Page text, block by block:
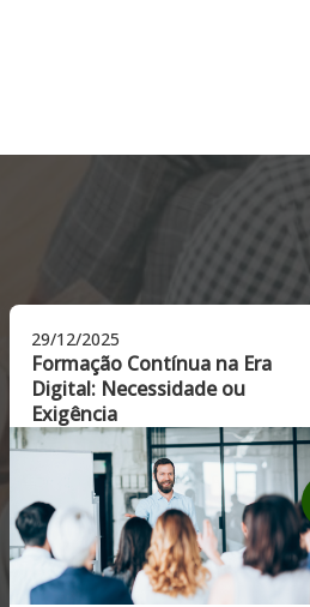
26/08/2025
Academias de Formação